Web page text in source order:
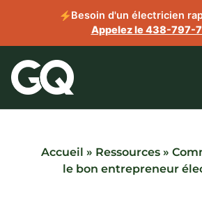
Besoin d'un électricien
Appelez le 438-797-
Accueil » Ressources»
le bon entrepreneur